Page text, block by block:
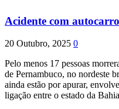
Acidente com
20 Outubro, 2025 0
Pelo menos 17 pessoas
de Pernambuco, no nordeste
ainda estão por apurar,
ligação entre o estado da